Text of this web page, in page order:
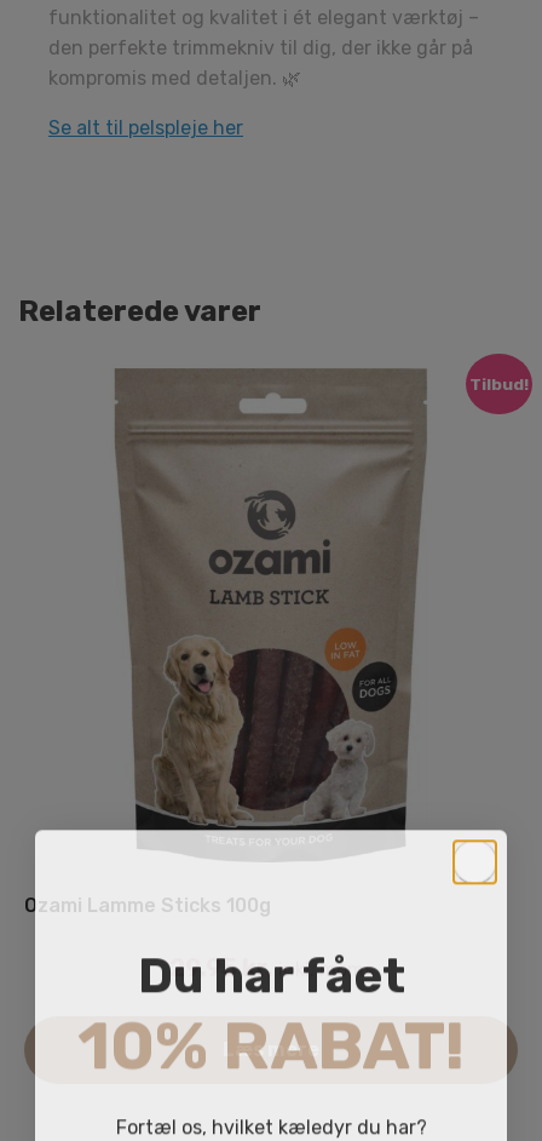
funktionalitet og kvalitet i ét elegant værktøj –
den perfekte trimmekniv til dig, der ikke går på
kompromis med detaljen. 🌿
Se alt til pelspleje her
Relaterede varer
Tilbud!
Ozami Lamme Sticks 100g
29.95kr. inkl. moms
Læs mere
Du har fået
10% RABAT!
Fortæl os, hvilket kæledyr du har?